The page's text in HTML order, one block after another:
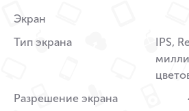
Экран
Тип экрана
IPS,
Разрешение экрана